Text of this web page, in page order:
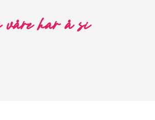
våre har å si